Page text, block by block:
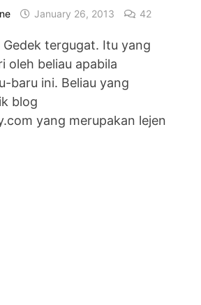
January 26, 2013 42
Gedek tergugat. Itu yang
oleh beliau apabila
baru ini. Beliau yang
blog
yang merupakan lejen